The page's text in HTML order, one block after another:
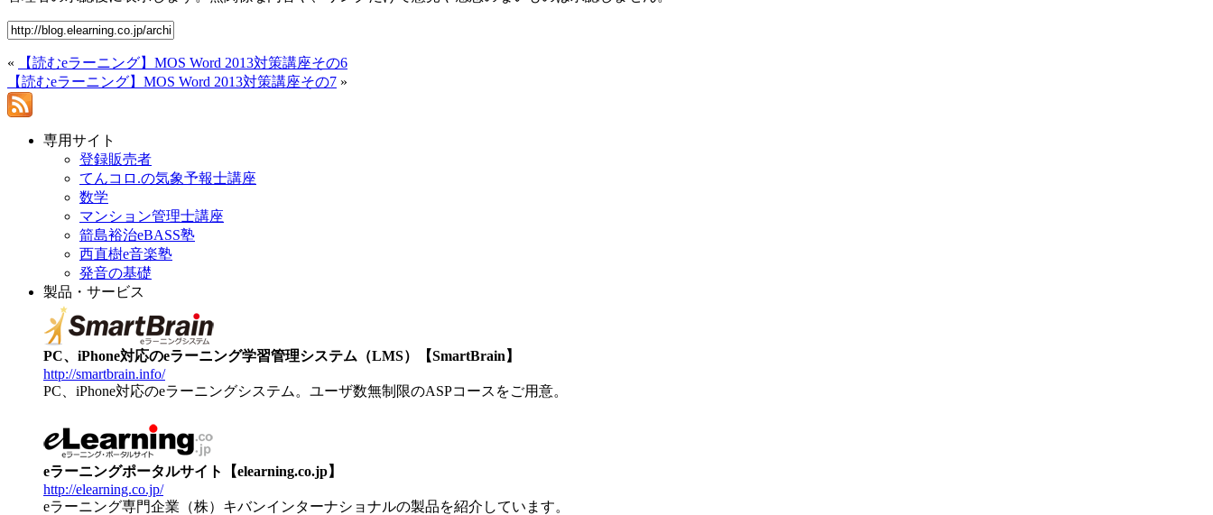
«
【読むeラーニング】MOS Word 2013対策講座その6
【読むeラーニング】MOS Word 2013対策講座その7 »
専用サイト
登録販売者
てんコロ.の気象予報士講座
数学
マンション管理士講座
箭島裕治eBASS塾
西直樹e音楽塾
発音の基礎
製品・サービス
PC、iPhone対応のeラーニング学習管理システム（LMS）【SmartBrain】
http://smartbrain.info/
PC、iPhone対応のeラーニングシステム。ユーザ数無制限のASPコースをご用意。
eラーニングポータルサイト【elearning.co.jp】
http://elearning.co.jp/
eラーニング専門企業（株）キバンインターナショナルの製品を紹介しています。